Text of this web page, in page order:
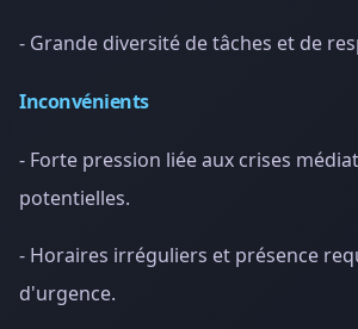
- Grande diversité de tâches et de
Inconvénients
- Forte pression liée aux crises
potentielles.
- Horaires irréguliers et présence
d'urgence.